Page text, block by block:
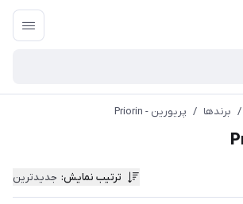
/ برندها / پریورین - Priorin
ترتیب نمایش: جدیدترین